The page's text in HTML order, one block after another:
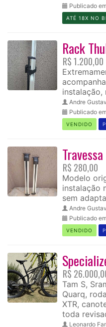
Publicado
ATÉ 18X NO
Rack
R$ 1.200,00
Andre
Publicado
VENDIDO
R$ 280,00
Modelo
instalação
sem
Andre
Publicado
VENDIDO
R$
Tam S,
Quarq,
XTR,
toda
Leonardo